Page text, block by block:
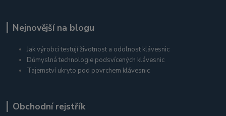
Nejnovější na blogu
Jak výrobci testují životnost a odolnost klávesnic
Důmyslná technologie podsvícených klávesnic
Tajemství ukryto pod povrchem klávesnic
Obchodní rejstřík